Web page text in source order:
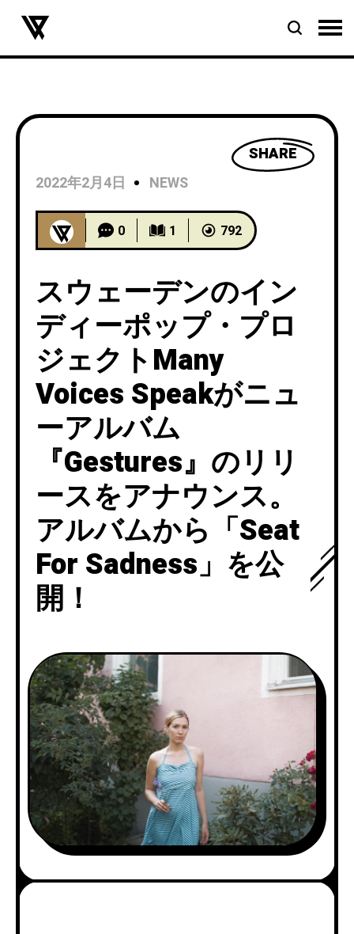
SHARE
2022年2月4日
NEWS
0 1 792
スウェーデンのイン
ディーポップ・プロ
ジェクトMany
Voices Speakがニュ
ーアルバム
『Gestures』のリリ
ースをアナウンス。
アルバムから「Seat
For Sadness」を公
開！